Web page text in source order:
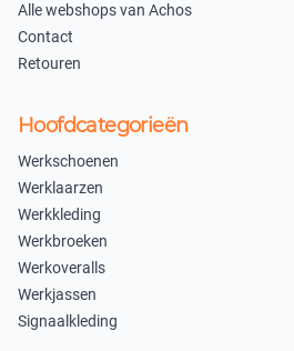
Alle webshops van Achos
Contact
Retouren
Hoofdcategorieën
Werkschoenen
Werklaarzen
Werkkleding
Werkbroeken
Werkoveralls
Werkjassen
Signaalkleding